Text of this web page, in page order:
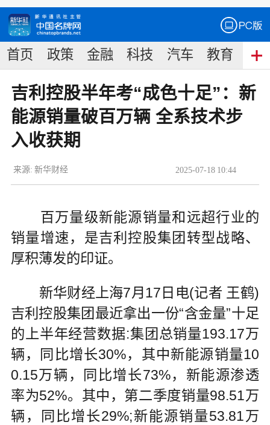
首页 政策 金融 科技 汽车 教育 食
吉利控股半年考“成色十足”：新
能源销量破百万辆 全系技术步
入收获期
2025-07-18 10:44
来源: 新华财经
百万量级新能源销量和远超行业的
销量增速，是吉利控股集团转型战略、
厚积薄发的印证。
新华财经上海7月17日电(记者 王鹤)
吉利控股集团最近拿出一份“含金量”十足
的上半年经营数据:集团总销量193.17万
辆，同比增长30%，其中新能源销量10
0.15万辆，同比增长73%，新能源渗透
率为52%。其中，第二季度销量98.51万
辆，同比增长29%;新能源销量53.81万